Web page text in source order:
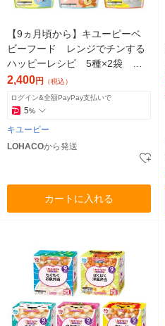
【9ヵ月頃から】キユーピーベ
ビーフード レンジでチンする
ハッピーレシピ 5種×2袋 計1
0袋
2,400円 （税込）
ログイン&全額PayPay支払いで
5%
キユーピー
LOHACOから発送
カートに入れる